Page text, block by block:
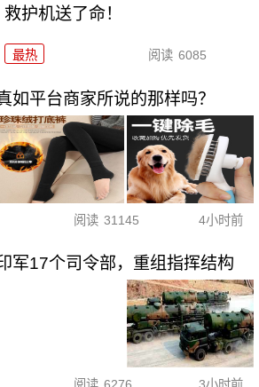
救护机送了命！
最热 阅读 6085
如平台商家所说的那样吗？
阅读 31145 4小时前
军17个司令部，重组指挥结构